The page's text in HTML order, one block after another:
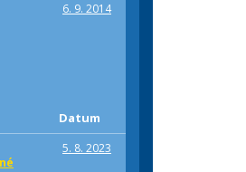
6. 9. 2014
Datum
5. 8. 2023